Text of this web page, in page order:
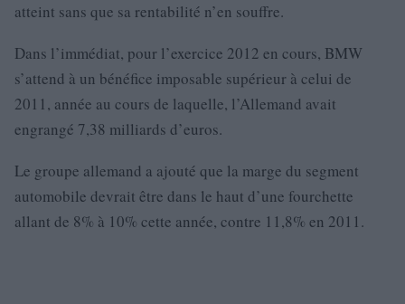
atteint sans que sa rentabilité n’en souffre.
Dans l’immédiat, pour l’exercice 2012 en cours, BMW
s’attend à un bénéfice imposable supérieur à celui de
2011, année au cours de laquelle, l’Allemand avait
engrangé 7,38 milliards d’euros.
Le groupe allemand a ajouté que la marge du segment
automobile devrait être dans le haut d’une fourchette
allant de 8% à 10% cette année, contre 11,8% en 2011.